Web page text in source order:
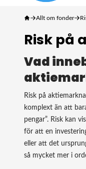
Allt om fonder
Risk på
Vad
Risk på
komplext än att
pengar”. Risk kan
för att en
eller att det
så mycket mer i